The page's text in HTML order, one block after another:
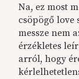
Na, ez most
csöpögő love
messze nem
érzékletes
arról, hogy